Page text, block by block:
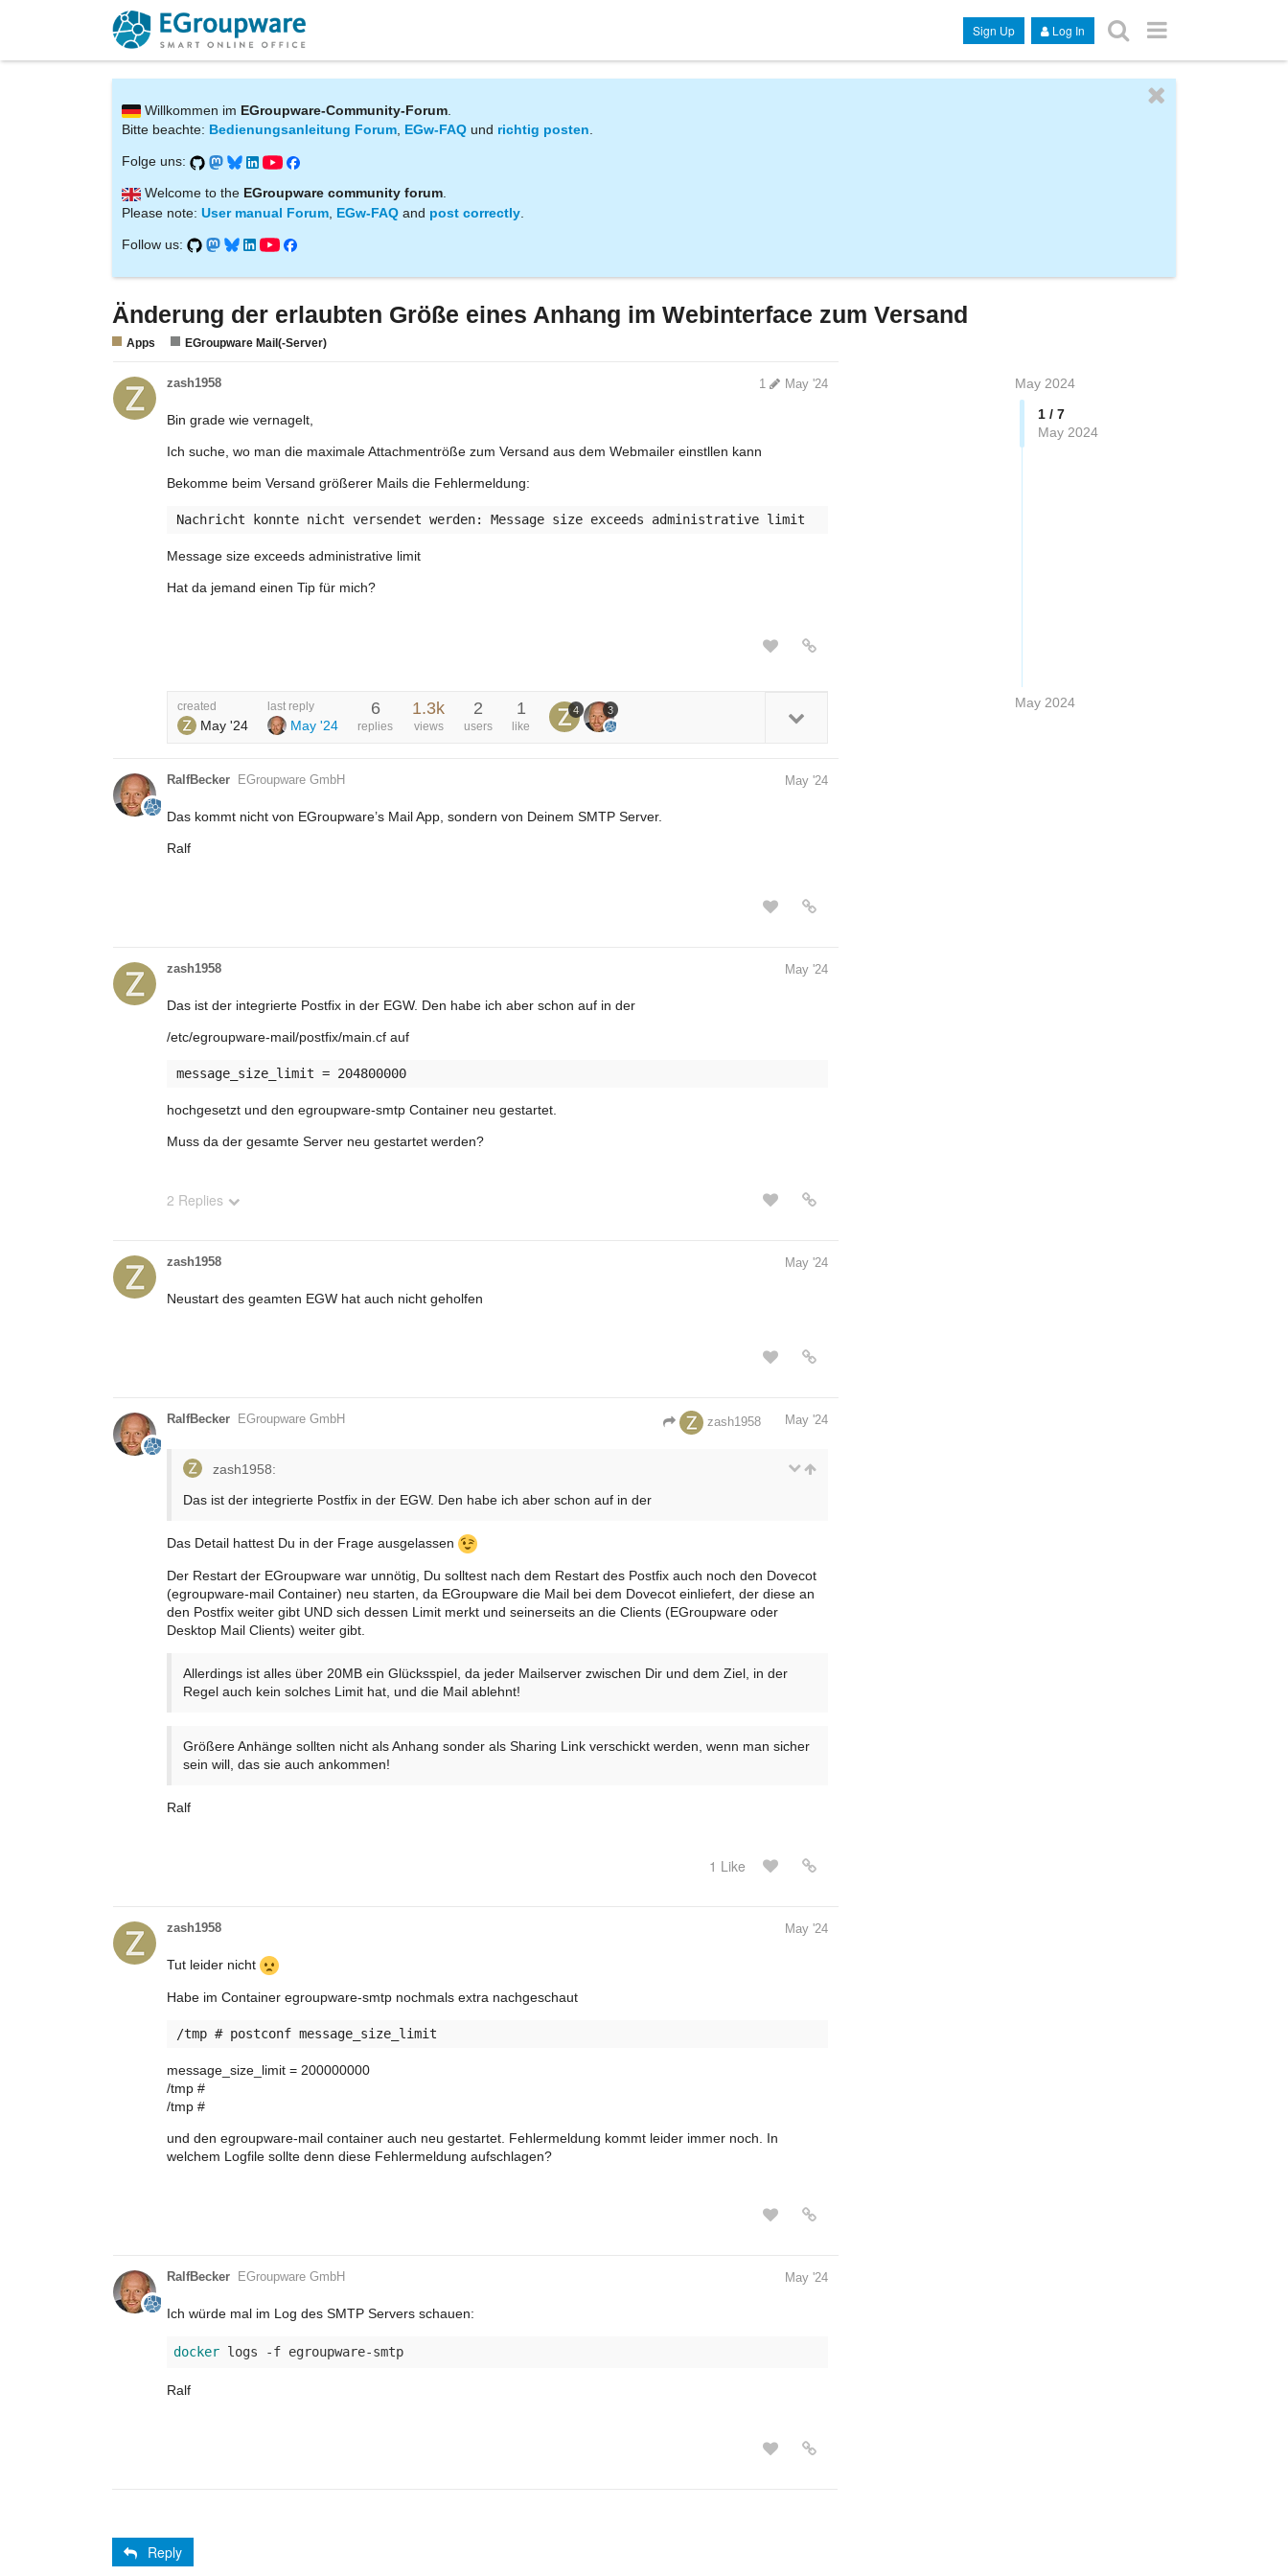
Sign Up Log In
Willkommen im EGroupware-Community-Forum
Bitte beachte: Bedienungsanleitung Forum, EGw-FAQ und richtig posten.
Folge uns:
Welcome to the EGroupware community forum.
Please note: User manual Forum EGw-FAQ and post correctly
Follow us:
Änderung der erlaubten Größe eines Anhang im Webinterface zum Versand
Apps EGroupware Mail(-Server)
May 2024
1 / 7
May 2024
May 2024
zash1958 May '24
1
Bin grade wie vernagelt,
Ich suche, wo man die maximale Attachmentröße zum Versand aus dem Webmailer einstllen kann
Bekomme beim Versand größerer Mails die Fehlermeldung:
Message size exceeds administrative limit
Hat da jemand einen Tip für mich?
created
May '24
last reply
May '24
6
replies
1.3k
views
2
users
1
like
4 3
RalfBecker EGroupware GmbH May '24
Das kommt nicht von EGroupware’s Mail App, sondern von Deinem SMTP Server.
Ralf
zash1958 May '24
Das ist der integrierte Postfix in der EGW. Den habe ich aber schon auf in der
/etc/egroupware-mail/postfix/main.cf auf
hochgesetzt und den egroupware-smtp Container neu gestartet.
Muss da der gesamte Server neu gestartet werden?
2 Replies
zash1958 May '24
Neustart des geamten EGW hat auch nicht geholfen
RalfBecker EGroupware GmbH May '24
zash1958
zash1958:
Das ist der integrierte Postfix in der EGW. Den habe ich aber schon auf in der
Das Detail hattest Du in der Frage ausgelassen
Der Restart der EGroupware war unnötig, Du solltest nach dem Restart des Postfix auch noch den Dovecot
(egroupware-mail Container) neu starten, da EGroupware die Mail bei dem Dovecot einliefert, der diese an
den Postfix weiter gibt UND sich dessen Limit merkt und seinerseits an die Clients (EGroupware oder
Desktop Mail Clients) weiter gibt.
Allerdings ist alles über 20MB ein Glücksspiel, da jeder Mailserver zwischen Dir und dem Ziel, in der
Regel auch kein solches Limit hat, und die Mail ablehnt!
Größere Anhänge sollten nicht als Anhang sonder als Sharing Link verschickt werden, wenn man sicher
sein will, das sie auch ankommen!
Ralf
1 Like
zash1958 May '24
Tut leider nicht
Habe im Container egroupware-smtp nochmals extra nachgeschaut
message_size_limit = 200000000
/tmp #
/tmp #
und den egroupware-mail container auch neu gestartet. Fehlermeldung kommt leider immer noch. In
welchem Logfile sollte denn diese Fehlermeldung aufschlagen?
RalfBecker EGroupware GmbH May '24
Ich würde mal im Log des SMTP Servers schauen:
docker
Ralf
Reply